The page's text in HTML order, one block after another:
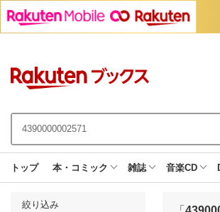
トップ 本・コミック 雑誌 音楽CD
絞り込み